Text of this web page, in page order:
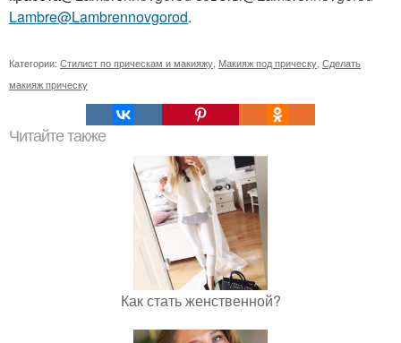
Lambre@Lambrennovgorod.
Категории: Стилист по прическам и макияжу Макияж под прическу Сделать
макияж прическу
Читайте также
Как стать женственной?